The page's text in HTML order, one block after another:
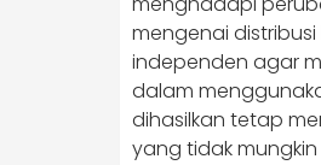
mengenai
independen agar
dalam
dihasilkan tetap
yang tidak